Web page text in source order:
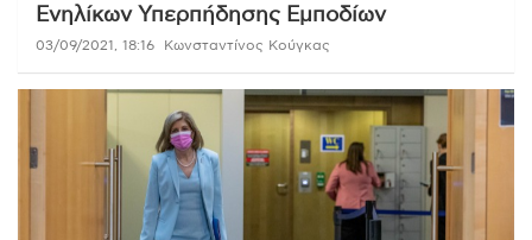
Ενηλίκων Υπερπήδησης Εμποδίων
03/09/2021, 18:16 Κωνσταντίνος Κούγκας